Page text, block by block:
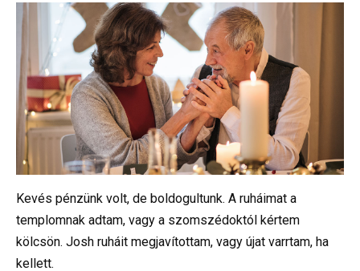
Kevés pénzünk volt, de boldogultunk. A ruháimat a
templomnak adtam, vagy a szomszédoktól kértem
kölcsön. Josh ruháit megjavítottam, vagy újat varrtam, ha
kellett.